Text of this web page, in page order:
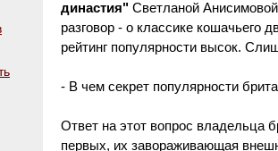
династия" Светланой
разговор - о классике кошачьего
рейтинг популярности высок.
- В чем секрет популярности
Ответ на этот вопрос владельца
первых, их завораживающая